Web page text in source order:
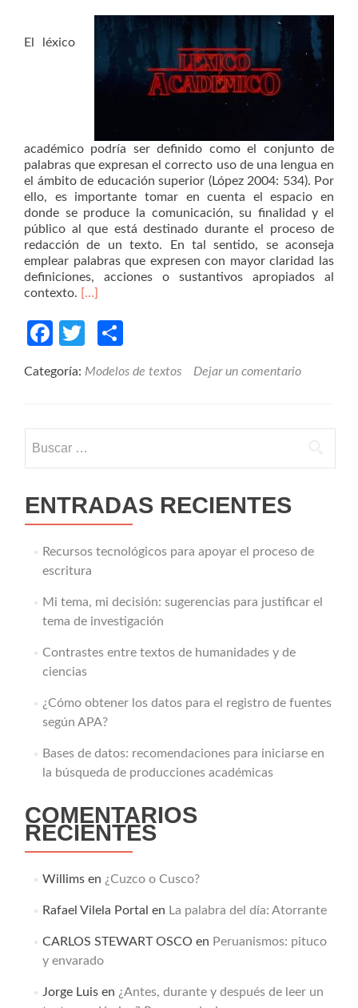
El léxico
académico podría ser definido como el conjunto de
palabras que expresan el correcto uso de una lengua en
el ámbito de educación superior (López 2004: 534). Por
ello, es importante tomar en cuenta el espacio en
donde se produce la comunicación, su finalidad y el
público al que está destinado durante el proceso de
redacción de un texto. En tal sentido, se aconseja
emplear palabras que expresen con mayor claridad las
definiciones, acciones o sustantivos apropiados al
contexto.
[…]
Facebook
Twitter
Categoría: Modelos de textos Dejar un comentario
ENTRADAS RECIENTES
Recursos tecnológicos para apoyar el proceso de
escritura
Mi tema, mi decisión: sugerencias para justificar el
tema de investigación
Contrastes entre textos de humanidades y de
ciencias
¿Cómo obtener los datos para el registro de fuentes
según APA?
Bases de datos: recomendaciones para iniciarse en
la búsqueda de producciones académicas
COMENTARIOS
RECIENTES
Willimsen ¿Cuzco o Cusco?
Rafael Vilela Portal en La palabra del día: Atorrante
CARLOS STEWART OSCO en Peruanismos: pituco
y envarado
Jorge Luisen ¿Antes, durante y después de leer un